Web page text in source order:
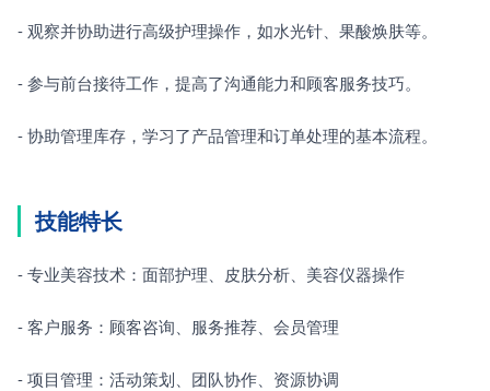
- 观察并协助进行高级护理操作，如水光针、果酸焕肤等。
- 参与前台接待工作，提高了沟通能力和顾客服务技巧。
- 协助管理库存，学习了产品管理和订单处理的基本流程。
技能特长
- 专业美容技术：面部护理、皮肤分析、美容仪器操作
- 客户服务：顾客咨询、服务推荐、会员管理
- 项目管理：活动策划、团队协作、资源协调